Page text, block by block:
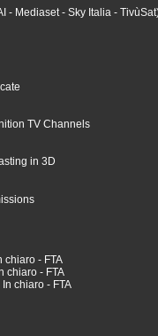
- Mediaset - Sky Italia - TivùSat
TV Channels
in 3D
chiaro - FTA
chiaro - FTA
chiaro - FTA